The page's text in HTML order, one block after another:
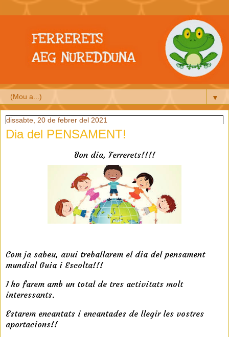
▼
dissabte, 20 de febrer del 2021
Dia del PENSAMENT!
Bon dia, Ferrerets!!!!
Com ja sabeu, avui treballarem el dia del pensament
mundial Guia i Escolta!!!
I ho farem amb un total de tres activitats molt
interessants.
Estarem encantats i encantades de llegir les vostres
aportacions!!